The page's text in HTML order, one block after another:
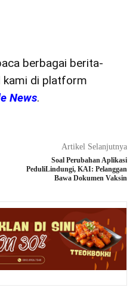
berbagai berita-
kami di platform
News.
Artikel Selanjutnya
Soal Perubahan Aplikasi
PeduliLindungi, KAI: Pelanggan
Bawa Dokumen Vaksin